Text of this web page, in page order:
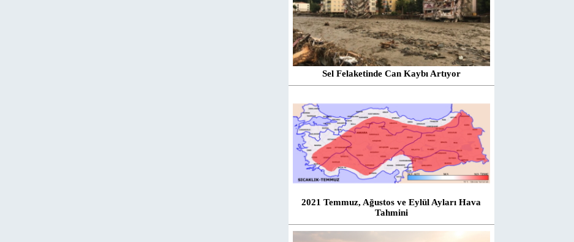
Sel Felaketinde Can Kaybı Artıyor
2021 Temmuz, Ağustos ve Eylül Ayları Hava
Tahmini